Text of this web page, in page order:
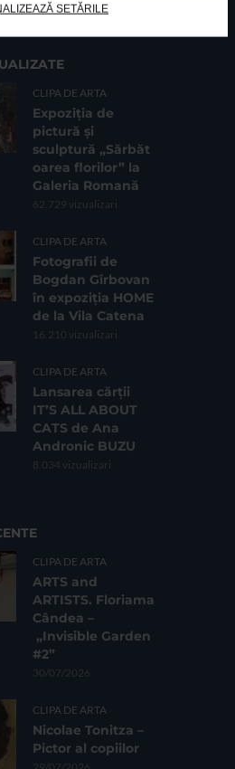
SETĂRILE
CLIPA DE ARTA
Expoziția de
pictură și
sculptură „Sărbăt
oarea florilor” la
Galeria Romană
62.729 vizualizari
CLIPA DE ARTA
Fotografii de
Bogdan Gîrbovan
în expoziția HOME
de la Vila Catena
16.210 vizualizari
CLIPA DE ARTA
Lansarea cărții
IT’S ALL ABOUT
CATS de Ana
Andronic BUZU
8.034 vizualizari
CLIPA DE ARTA
ARTS and
ARTISTS. Floriama
Cândea –
„Invisible Garden
#2”
30/07/2026
CLIPA DE ARTA
Nicolae Tonitza –
Pictor al copiilor